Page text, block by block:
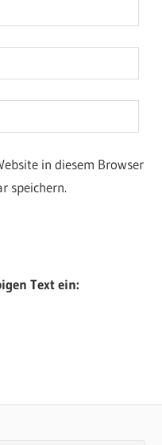
in diesem Browser
speichern.
Text ein: